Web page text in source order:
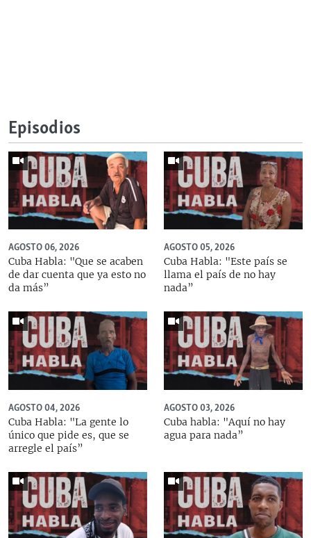
Episodios
AGOSTO 06, 2026
Cuba Habla: "Que se acaben
de dar cuenta que ya esto no
da más”
AGOSTO 05, 2026
Cuba Habla: "Este país se
llama el país de no hay
nada”
AGOSTO 04, 2026
Cuba Habla: "La gente lo
único que pide es, que se
arregle el país”
AGOSTO 03, 2026
Cuba habla: "Aquí no hay
agua para nada”